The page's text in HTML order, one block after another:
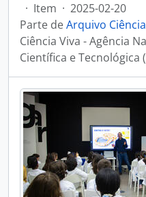
· Item · 2025-02-20
Parte deArquivo
Ciência Viva - Agência
Científica e Tecnológica